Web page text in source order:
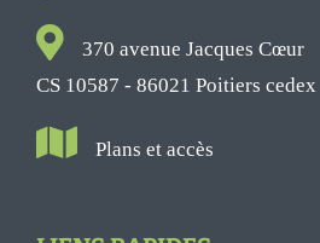
370 avenue Jacques Cœur
CS 10587 - 86021 Poitiers cedex
Plans et accès